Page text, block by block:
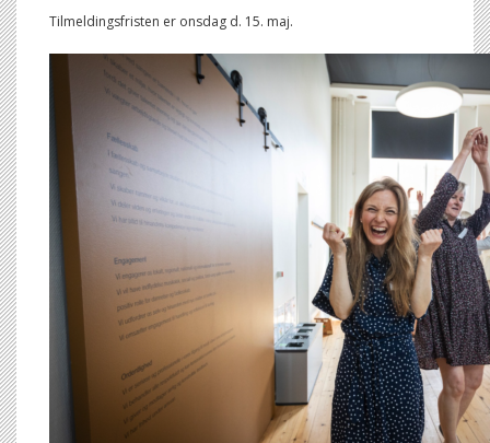
Tilmeldingsfristen er onsdag d. 15. maj.